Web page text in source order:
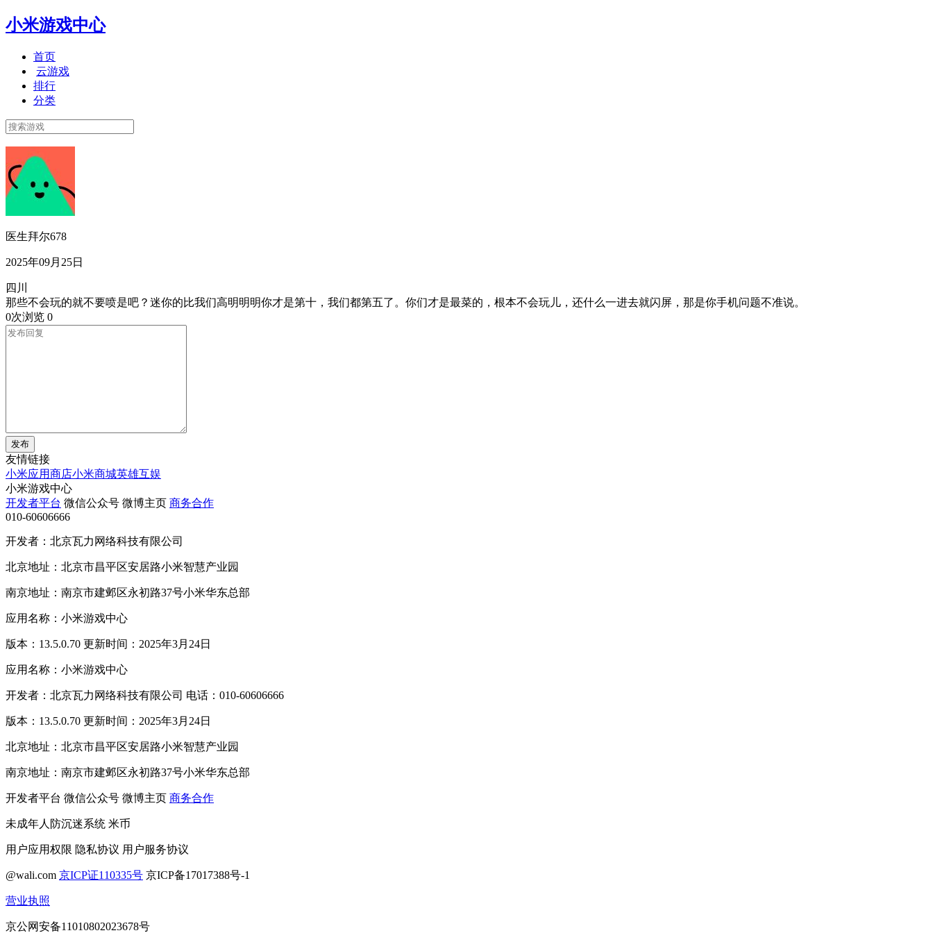
小米游戏中心
首页
云游戏
排行
分类
医生拜尔678
2025年09月25日
四川
那些不会玩的就不要喷是吧？迷你的比我们高明明明你才是第十，我们都第五了。你们才是最菜的，根本不会玩儿，还什么一进去就闪屏，那是你手机问题不准说。
0次浏览 0
发布
友情链接
小米应用商店小米商城英雄互娱
小米游戏中心
开发者平台 微信公众号 微博主页 商务合作
010-60606666
开发者：北京瓦力网络科技有限公司
北京地址：北京市昌平区安居路小米智慧产业园
南京地址：南京市建邺区永初路37号小米华东总部
应用名称：小米游戏中心
版本：13.5.0.70 更新时间：2025年3月24日
应用名称：小米游戏中心
开发者：北京瓦力网络科技有限公司 电话：010-60606666
版本：13.5.0.70 更新时间：2025年3月24日
北京地址：北京市昌平区安居路小米智慧产业园
南京地址：南京市建邺区永初路37号小米华东总部
开发者平台 微信公众号 微博主页 商务合作
未成年人防沉迷系统 米币
用户应用权限 隐私协议 用户服务协议
@wali.com 京ICP证110335号 京ICP备17017388号-1
营业执照
京公网安备11010802023678号